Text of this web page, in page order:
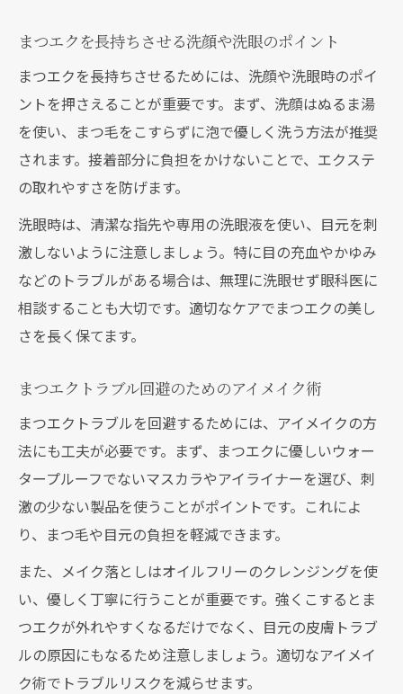
まつエクを長持ちさせる洗顔や洗眼のポイント
まつエクを長持ちさせるためには、洗顔や洗眼時のポイ
ントを押さえることが重要です。まず、洗顔はぬるま湯
を使い、まつ毛をこすらずに泡で優しく洗う方法が推奨
されます。接着部分に負担をかけないことで、エクステ
の取れやすさを防げます。
洗眼時は、清潔な指先や専用の洗眼液を使い、目元を刺
激しないように注意しましょう。特に目の充血やかゆみ
などのトラブルがある場合は、無理に洗眼せず眼科医に
相談することも大切です。適切なケアでまつエクの美し
さを長く保てます。
まつエクトラブル回避のためのアイメイク術
まつエクトラブルを回避するためには、アイメイクの方
法にも工夫が必要です。まず、まつエクに優しいウォー
タープルーフでないマスカラやアイライナーを選び、刺
激の少ない製品を使うことがポイントです。これによ
り、まつ毛や目元の負担を軽減できます。
また、メイク落としはオイルフリーのクレンジングを使
い、優しく丁寧に行うことが重要です。強くこするとま
つエクが外れやすくなるだけでなく、目元の皮膚トラブ
ルの原因にもなるため注意しましょう。適切なアイメイ
ク術でトラブルリスクを減らせます。